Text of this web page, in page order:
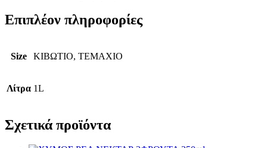
Επιπλέον πληροφορίες
Size ΚΙΒΩΤΙΟ, ΤΕΜΑΧΙΟ
Λίτρα 1L
Σχετικά προϊόντα